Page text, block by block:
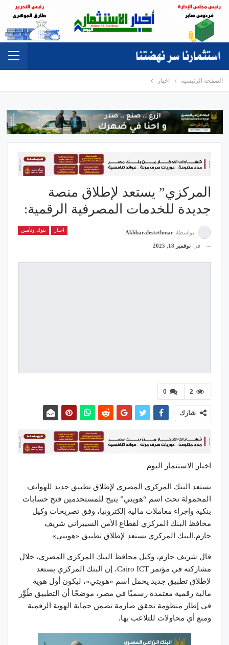
الصفحة الرئيسية اخبار
المركزي” يستعد لإطلاق منصة
جديدة للخدمات المصرفية الرقمية:
اخبار بنوك وتأمين بواسطة Akhbaralestethmar
في نوفمبر 18, 2025
0 2
شارك
اخبار الاستثمار اليوم
يستعد البنك المركزي المصري لإطلاق تطبيق جديد للهواتف
المحمولة تحت اسم “هويتي” يتيح للمستخدمين فتح حسابات
بنكية وإجراء معاملات مالية إلكترونيا، وفق تصريحات وكيل
محافظ البنك المركزي لقطاع الأمن السيبراني شريف
حازم.البنك المركزي يستعد لإطلاق تطبيق «هويتي»
قال شريف حازم، وكيل محافظ البنك المركزي المصري، خلال
مشاركته في مؤتمر Cairo ICT، إن البنك المركزي يستعد
لإطلاق تطبيق جديد يحمل اسم «هويتي»، ليكون أول هوية
مالية رقمية معتمدة رسميًا في مصر، موضحًا أن التطبيق طُوِّر
في إطار منظومة تحقق صارمة تضمن حماية الهوية الرقمية
ومنع أي محاولات للتلاعب بها.